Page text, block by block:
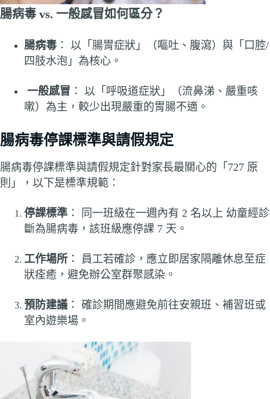
腸病毒 vs. 一般感冒如何區分？
腸病毒 ： 以「腸胃症狀」（嘔吐、腹瀉）與「口腔/
四肢水泡」為核心。
一般感冒 ： 以「呼吸道症狀」（流鼻涕、嚴重咳
嗽）為主，較少出現嚴重的胃腸不適。
腸病毒停課標準與請假規定
腸病毒停課標準與請假規定針對家長最關心的「727 原
則」，以下是標準規範：
停課標準 ： 同一班級在一週內有 2 名以上 幼童經診
斷為腸病毒，該班級應停課 7 天。
工作場所 ： 員工若確診，應立即居家隔離休息至症
狀痊癒，避免辦公室群聚感染。
預防建議 ： 確診期間應避免前往安親班、補習班或
室內遊樂場。